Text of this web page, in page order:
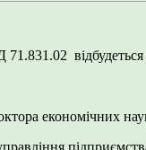
71.831.02
економічних